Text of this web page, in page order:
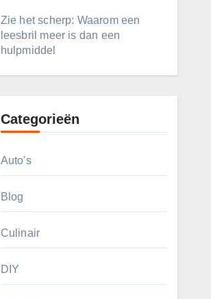
Zie het scherp: Waarom een
leesbril meer is dan een
hulpmiddel
Categorieën
Auto's
Blog
Culinair
DIY